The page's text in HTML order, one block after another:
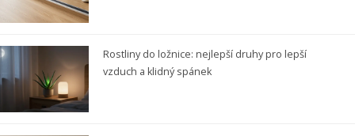
Rostliny do ložnice: nejlepší druhy pro lepší
vzduch a klidný spánek